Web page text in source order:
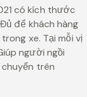
có kích thước
để khách hàng
xe. Tại mỗi vị
người ngồi
chuyển trên